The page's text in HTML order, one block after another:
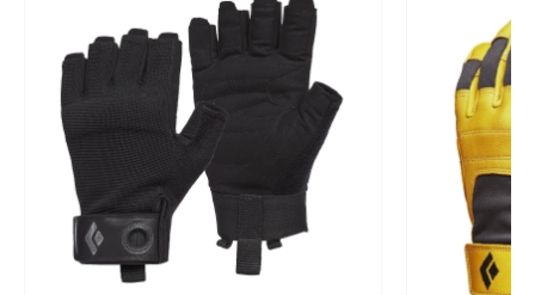
제조자
블랙다이아몬드/ 수입자 (주)블랙다이아몬드 코리아
제조국
파키스탄
취급시 주의사항